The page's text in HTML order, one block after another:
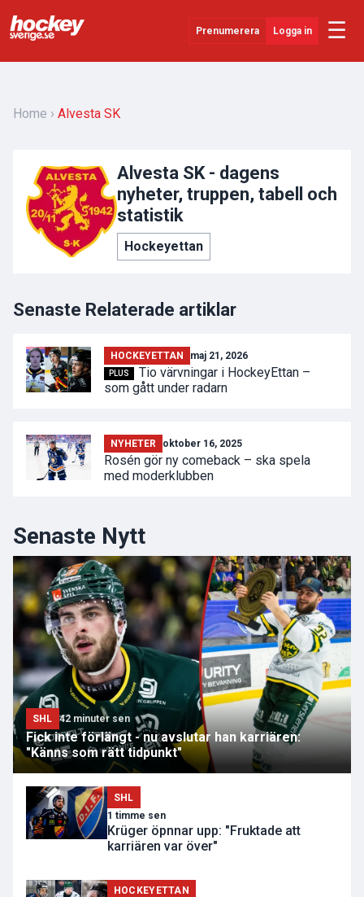
Prenumerera Logga in ☰
YouTube
Evenemang
Övrigt
Home Alvesta SK
Alvesta SK - dagens
nyheter, truppen, tabell och
statistik
Hockeyettan
Senaste Relaterade artiklar
HOCKEYETTAN maj 21, 2026
PLUS
Tio värvningar i HockeyEttan –
som gått under radarn
NYHETER oktober 16, 2025
Rosén gör ny comeback – ska spela
med moderklubben
Senaste Nytt
SHL 42 minuter sen
Fick inte förlängt - nu avslutar han karriären:
"Känns som rätt tidpunkt"
SHL
1 timme sen
Krüger öpnnar upp: "Fruktade att
karriären var över"
HOCKEYETTAN